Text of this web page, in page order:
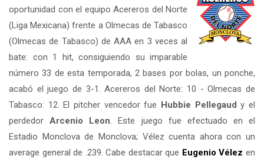
oportunidad con el equipo Acereros del Norte
(Liga Mexicana) frente a Olmecas de Tabasco
(Olmecas de Tabasco) de AAA en 3 veces al
bate: con 1 hit, consiguiendo su imparable
número 33 de esta temporada, 2 bases por bolas, un ponche,
acabó el juego de 3-1. Acereros del Norte: 10 - Olmecas de
Tabasco: 12. El pitcher vencedor fue Hubbie Pellegaud y el
perdedorArcenio Leon. Este juego fue efectuado en el
Estadio Monclova de Monclova; Vélez cuenta ahora con un
average general de .239. Cabe destacar que Eugenio Vélez en